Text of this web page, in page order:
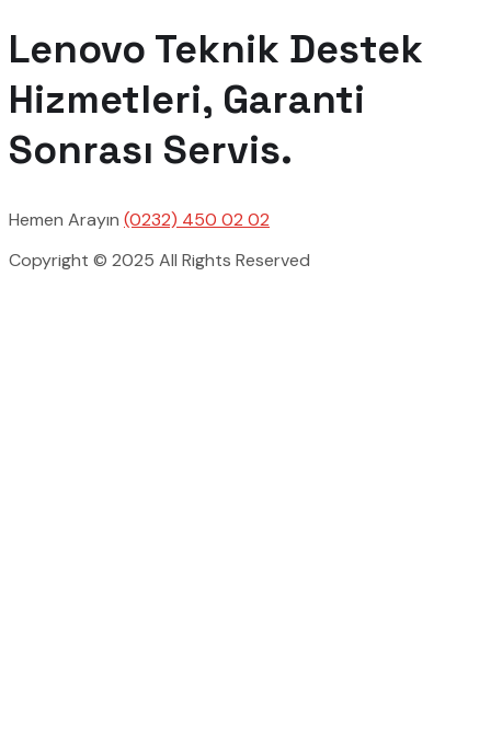
Lenovo Teknik Destek
Hizmetleri, Garanti
Sonrası Servis.
Hemen Arayın (0232) 450 02 02
Copyright © 2025 All Rights Reserved